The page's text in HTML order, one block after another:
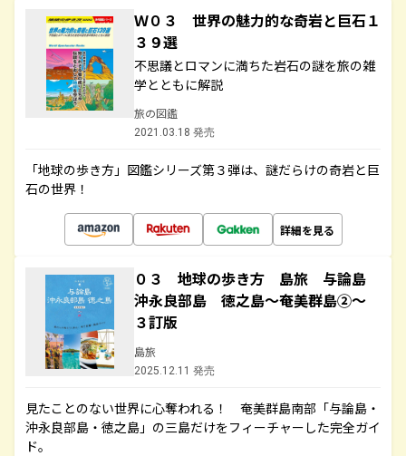
Ｗ０３ 世界の魅力的な奇岩と巨石１
３９選
不思議とロマンに満ちた岩石の謎を旅の雑
学とともに解説
旅の図鑑
2021.03.18 発売
「地球の歩き方」図鑑シリーズ第３弾は、謎だらけの奇岩と巨
石の世界！
詳細を見る
０３ 地球の歩き方 島旅 与論島
沖永良部島 徳之島～奄美群島②～
３訂版
島旅
2025.12.11 発売
見たことのない世界に心奪われる！ 奄美群島南部「与論島・
沖永良部島・徳之島」の三島だけをフィーチャーした完全ガイ
ド。